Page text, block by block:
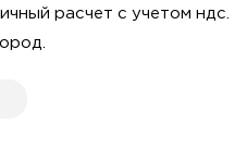
расчет с учетом ндс.